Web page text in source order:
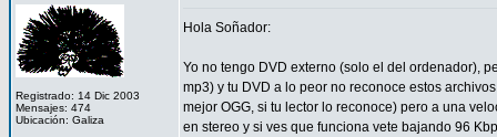
Registrado: 14 Dic 2003
Mensajes: 474
Ubicación: Galiza
Hola Soñador:
Yo no tengo DVD externo (solo el del ordenador),
mp3) y tu DVD a lo peor no reconoce estos
mejor OGG, si tu lector lo reconoce) pero a una
en stereo y si ves que funciona vete bajando 96